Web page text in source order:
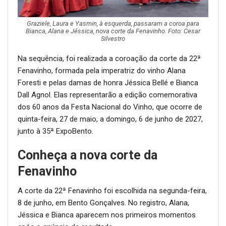
história
A coordenadora da 21ª Fenavinho,
encerrar mais uma edição da festa. Segundo ela, a
Fenavinho preserva a história e segue escrevendo novos
capítulos no coração da Serra Gaúcha.
Ana Maria também citou iniciativas como o livreto
escolar voltado à valorização da história da festa, os
Jogos Coloniaise a mudança de local do Vinho
Desfile e do Vinho Encanado foi um passo ousado, mas
que se provou um acerto”, afirmou a coordenadora.
Lideranças celebram resultados
O presidente do Centro da Indústria, Comércio e
Serviços de Bento Gonçalves (CIC-BG),